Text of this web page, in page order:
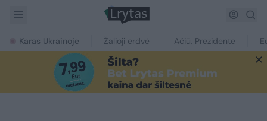
Karas Ukrainoje Žalioji erdvė Ačiū, Prezidente